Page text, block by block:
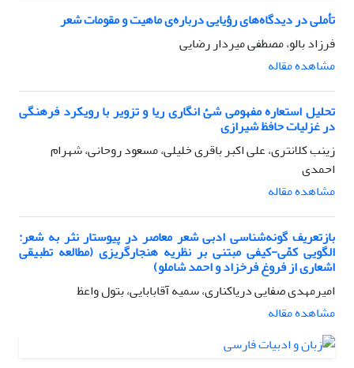
تأملی در دیدگاه‌های رؤیایی درباره‌ی ماهیت و مقومات شعر
فرزاد بالو، مصطفی میردار رضایی
مشاهده مقاله
تحلیل استعاره مفهومی شئ‌ انگاری ریا و تزویر با رویکرد فرهنگی
در غزلیات حافظ شیرازی
زینب کلانتری، علی اکبر باقری خلیلی، مسعود روحانی، شهرام
احمدی
مشاهده مقاله
بازتعریف گونه‌شناسی ادبی شعر معاصر در پیوستار نثر به شعر:
الگویی کمّی-کیفی مبتنی بر نظریه هنجارگریزی (مطالعه تطبیقی
اشعاری از فروغ فرخزاد و احمد شاملو)
امیرمهدی صفایی دریاکناری، سمیه آقابابایی، بتول واعظ
مشاهده مقاله